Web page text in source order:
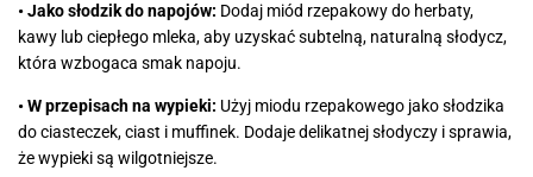
• Jako słodzik do napojów: Dodaj miód rzepakowy do herbaty,
kawy lub ciepłego mleka, aby uzyskać subtelną, naturalną słodycz,
która wzbogaca smak napoju.
• W przepisach na wypieki: Użyj miodu rzepakowego jako słodzika
do ciasteczek, ciast i muffinek. Dodaje delikatnej słodyczy i sprawia,
że wypieki są wilgotniejsze.